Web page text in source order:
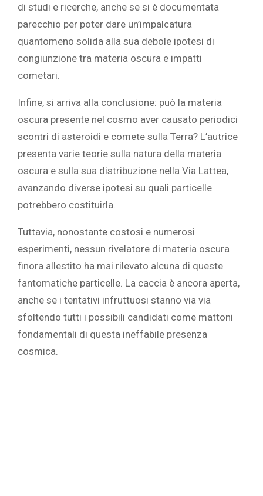
di studi e ricerche, anche se si è documentata
parecchio per poter dare un’impalcatura
quantomeno solida alla sua debole ipotesi di
congiunzione tra materia oscura e impatti
cometari.
Infine, si arriva alla conclusione: può la materia
oscura presente nel cosmo aver causato periodici
scontri di asteroidi e comete sulla Terra? L’autrice
presenta varie teorie sulla natura della materia
oscura e sulla sua distribuzione nella Via Lattea,
avanzando diverse ipotesi su quali particelle
potrebbero costituirla.
Tuttavia, nonostante costosi e numerosi
esperimenti, nessun rivelatore di materia oscura
finora allestito ha mai rilevato alcuna di queste
fantomatiche particelle. La caccia è ancora aperta,
anche se i tentativi infruttuosi stanno via via
sfoltendo tutti i possibili candidati come mattoni
fondamentali di questa ineffabile presenza
cosmica.